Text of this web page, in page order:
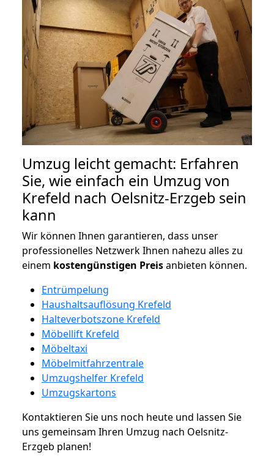
Umzug leicht gemacht: Erfahren
Sie, wie einfach ein Umzug von
Krefeld nach Oelsnitz-Erzgeb sein
kann
Wir können Ihnen garantieren, dass unser
professionelles Netzwerk Ihnen nahezu alles zu
einem kostengünstigen Preisanbieten können.
Entrümpelung
Haushaltsauflösung Krefeld
Halteverbotszone Krefeld
Möbellift Krefeld
Möbeltaxi
Möbelmitfahrzentrale
Umzugshelfer Krefeld
Umzugskartons
Kontaktieren Sie uns noch heute und lassen Sie
uns gemeinsam Ihren Umzug nach Oelsnitz-
Erzgeb planen!